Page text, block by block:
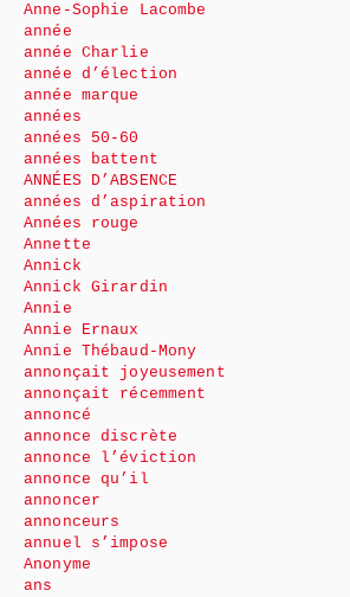
Anne-Sophie Lacombe
année
année Charlie
année d’élection
année marque
années
années 50-60
années battent
ANNÉES D’ABSENCE
années d’aspiration
Années rouge
Annette
Annick
Annick Girardin
Annie
Annie Ernaux
Annie Thébaud-Mony
annonçait joyeusement
annonçait récemment
annoncé
annonce discrète
annonce l’éviction
annonce qu’il
annoncer
annonceurs
annuel s’impose
Anonyme
ans